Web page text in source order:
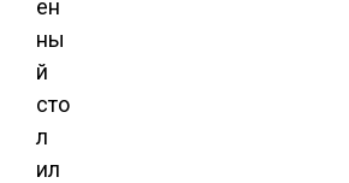
ен
ны
й
сто
л
ил